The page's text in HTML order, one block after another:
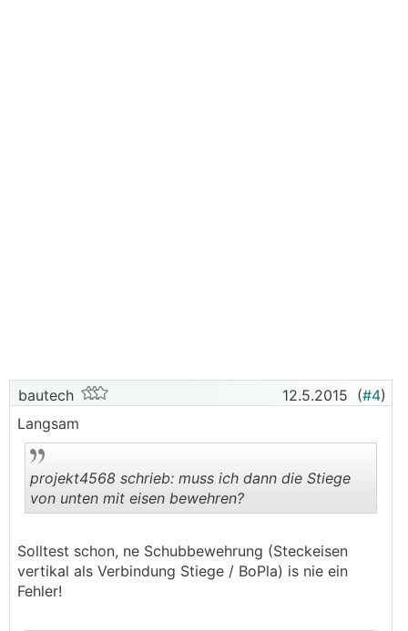
bautech 12.5.2015 (#4)
Langsam
..
projekt4568 schrieb: muss ich dann die Stiege
von unten mit eisen bewehren?
Solltest schon, ne Schubbewehrung (Steckeisen
vertikal als Verbindung Stiege / BoPla) is nie ein
Fehler!